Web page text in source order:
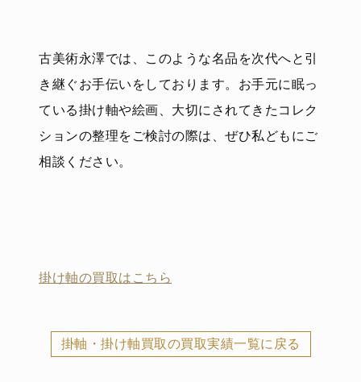
古美術永澤では、このような名品を次代へと引
き継ぐお手伝いをしております。お手元に眠っ
ている掛け軸や絵画、大切にされてきたコレク
ションの整理をご検討の際は、ぜひ私どもにご
相談ください。
掛け軸の買取はこちら
掛軸・掛け軸買取の買取実績一覧に戻る